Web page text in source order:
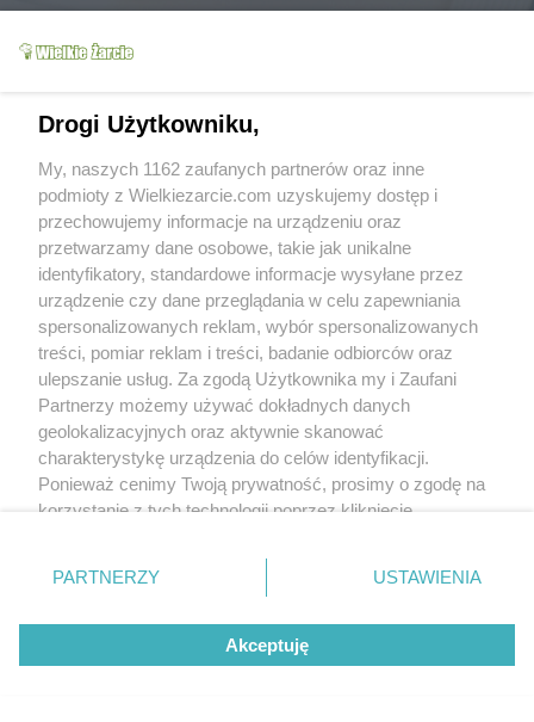
Slajd 2/2
Drogi Użytkowniku,
My, naszych 1162 zaufanych partnerów oraz inne
podmioty z Wielkiezarcie.com uzyskujemy dostęp i
przechowujemy informacje na urządzeniu oraz
przetwarzamy dane osobowe, takie jak unikalne
identyfikatory, standardowe informacje wysyłane przez
urządzenie czy dane przeglądania w celu zapewniania
spersonalizowanych reklam, wybór spersonalizowanych
treści, pomiar reklam i treści, badanie odbiorców oraz
ulepszanie usług. Za zgodą Użytkownika my i Zaufani
Partnerzy możemy używać dokładnych danych
geolokalizacyjnych oraz aktywnie skanować
charakterystykę urządzenia do celów identyfikacji.
Ponieważ cenimy Twoją prywatność, prosimy o zgodę na
korzystanie z tych technologii poprzez kliknięcie
zmienić/wycofać klikając przycisk ustawień prywatności
znajdujący się w lewym dolnym rogu strony
rodzaje przetwarzania danych nie wymagają zgody
użytkownika, ale masz prawo sprzeciwić się takiemu
przetwarzaniu. Preferencje będą miały zastosowania tylko
PARTNERZY USTAWIENIA
Akceptuję